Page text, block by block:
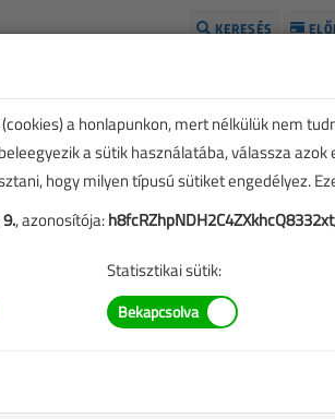
KERESÉS
a honlapunkon, mert nélkülük nem
a sütik használatába, válassza azok
hogy milyen típusú sütiket engedélyez.
, azonosítója:
Statisztikai sütik: